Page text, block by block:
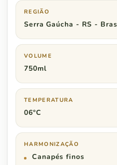
REGIÃO
Serra Gaúcha - RS -
VOLUME
750ml
TEMPERATURA
06°C
HARMONIZAÇÃO
Canapés finos